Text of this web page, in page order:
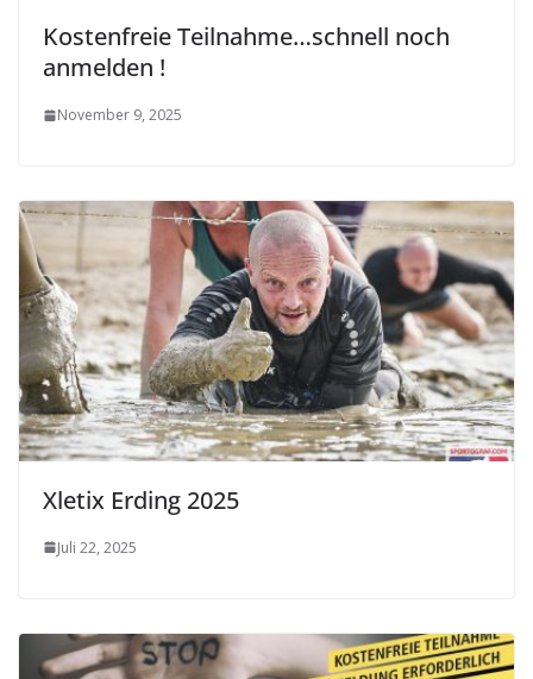
Kostenfreie Teilnahme…schnell noch
anmelden !
November 9, 2025
Xletix Erding 2025
Juli 22, 2025